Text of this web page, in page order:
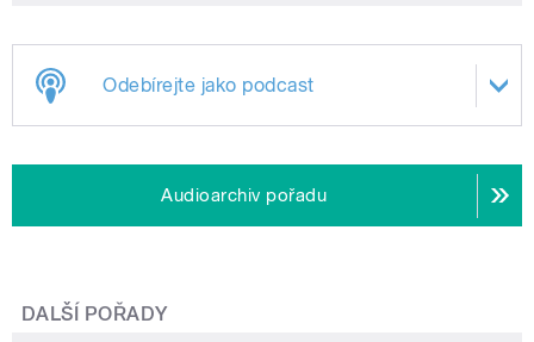
Odebírejte jako podcast
Audioarchiv pořadu
DALŠÍ POŘADY